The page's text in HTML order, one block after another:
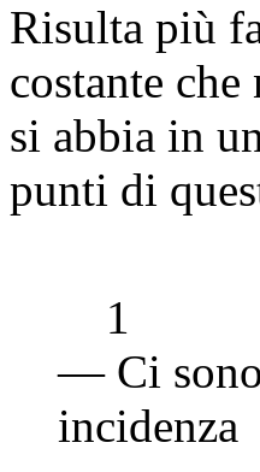
Risulta più
costante
si abbia in
punti di
1
— Ci sono
incidenza